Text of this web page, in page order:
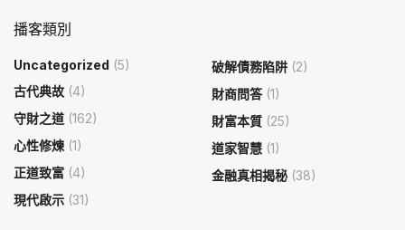
播客類別
Uncategorized (5)
古代典故 (4)
守財之道 (162)
心性修煉 (1)
正道致富 (4)
現代啟示 (31)
破解債務陷阱 (2)
財商問答(1)
財富本質 (25)
道家智慧 (1)
金融真相揭秘 (38)